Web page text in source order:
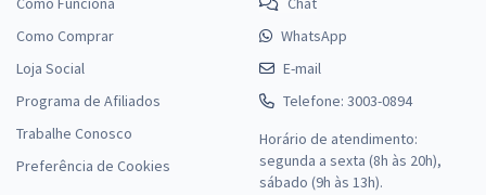
Como Comprar
Loja Social
Programa de Afiliados
Trabalhe Conosco
Preferência de Cookies
WhatsApp
E-mail
Telefone: 3003-0894
Horário de atendimento:
segunda a sexta (8h às 20h),
sábado (9h às 13h).